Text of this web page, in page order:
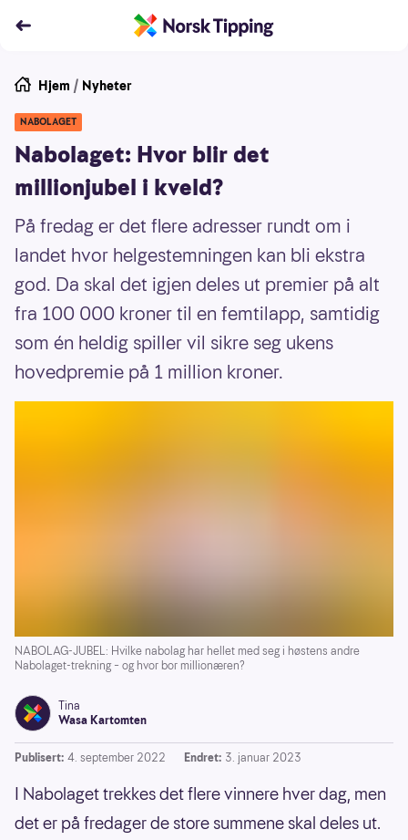
Hjem / Nyheter
NABOLAGET
Nabolaget: Hvor blir det
millionjubel i kveld?
På fredag er det flere adresser rundt om i
landet hvor helgestemningen kan bli ekstra
god. Da skal det igjen deles ut premier på alt
fra 100 000 kroner til en femtilapp, samtidig
som én heldig spiller vil sikre seg ukens
hovedpremie på 1 million kroner.
NABOLAG-JUBEL: Hvilke nabolag har hellet med seg i høstens andre
Nabolaget-trekning – og hvor bor millionæren?
Tina
Wasa Kartomten
Publisert: 4. september 2022 Endret: 3. januar 2023
I Nabolaget trekkes det flere vinnere hver dag, men
det er på fredager de store summene skal deles ut.